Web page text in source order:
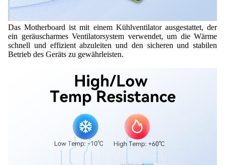
Das Motherboard ist mit einem Kühlventilator ausgestattet, der
ein geräuscharmes Ventilatorsystem verwendet, um die Wärme
schnell und effizient abzuleiten und den sicheren und stabilen
Betrieb des Geräts zu gewährleisten.